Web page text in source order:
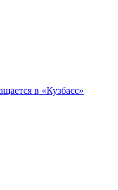
в «Кузбасс»